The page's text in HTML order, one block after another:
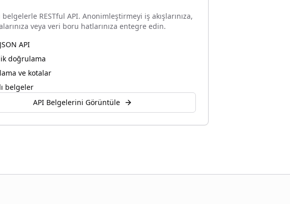
belgelerle RESTful API. Anonimleştirmeyi iş akışlarınıza,
veya veri boru hatlarınıza entegre edin.
API
doğrulama
ve kotalar
belgeler
API Belgelerini Görüntüle